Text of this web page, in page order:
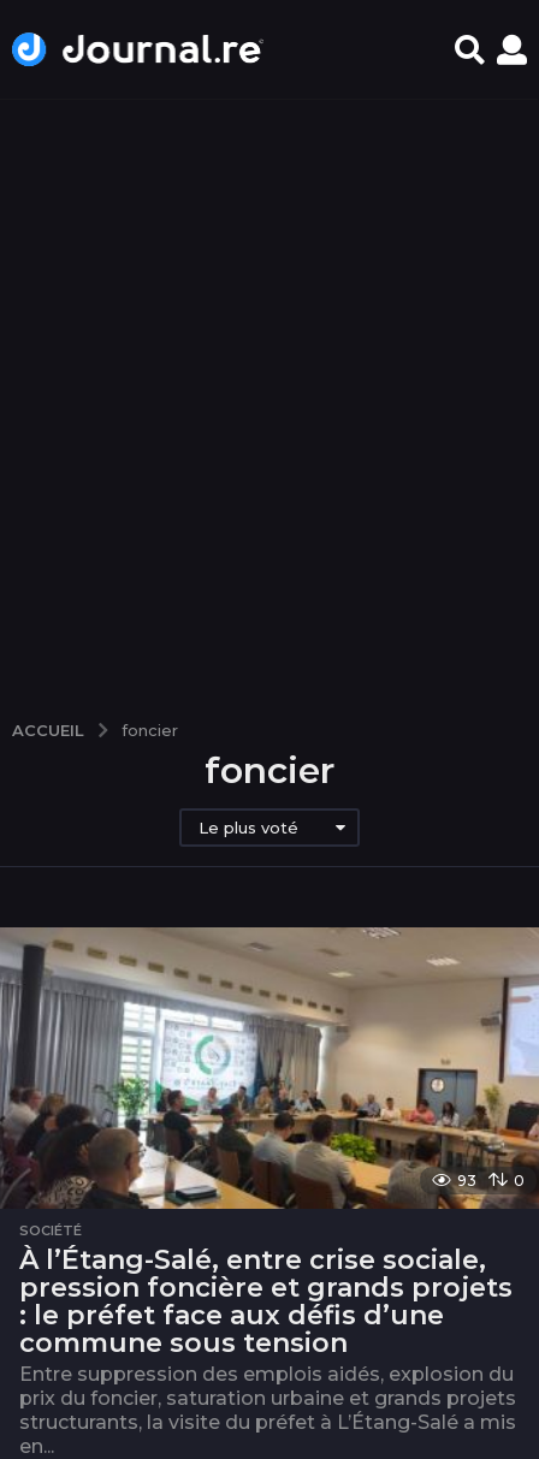
ACCUEIL foncier
foncier
Le plus voté
93 0
SOCIÉTÉ
À l’Étang-Salé, entre crise sociale,
pression foncière et grands projets
: le préfet face aux défis d’une
commune sous tension
Entre suppression des emplois aidés, explosion du
prix du foncier, saturation urbaine et grands projets
structurants, la visite du préfet à L’Étang-Salé a mis
en...